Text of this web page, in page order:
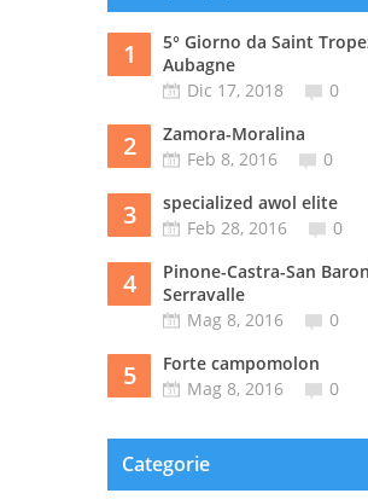
1
5° Giorno da Saint
Aubagne
Dic 17, 2018
0
2
Zamora-Moralina
Feb 8, 2016
0
3
specialized awol elite
Feb 28, 2016
0
4
Pinone-Castra-San
Serravalle
Mag 8, 2016
0
5
Forte campomolon
Mag 8, 2016
0
Categorie